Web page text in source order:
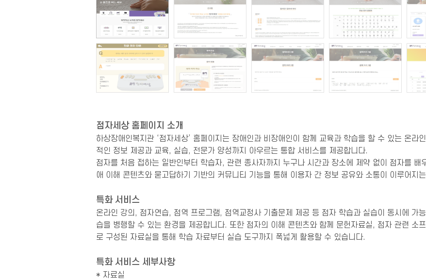
점자세상 홈페이지 소개
하상장애인복지관 ‘점자세상’ 홈페이지는 장애인과 비장애인이 함께 교육과 학습을 할 수 있는 온라
적인 정보 제공과 교육, 실습, 전문가 양성까지 아우르는 통합 서비스를 제공합니다.
점자를 처음 접하는 일반인부터 학습자, 관련 종사자까지 누구나 시간과 장소에 제약 없이 점자를 배
애 이해 콘텐츠와 묻고답하기 기반의 커뮤니티 기능을 통해 이용자 간 정보 공유와 소통이 이루어지
특화 서비스
온라인 강의, 점자연습, 점역 프로그램, 점역교정사 기출문제 제공 등 점자 학습과 실습이 동시에 가
습을 병행할 수 있는 환경을 제공합니다. 또한 점자의 이해 콘텐츠와 함께 문헌자료실, 점자 관련 소
로 구성된 자료실을 통해 학습 자료부터 실습 도구까지 폭넓게 활용할 수 있습니다.
특화 서비스 세부사항
* 자료실